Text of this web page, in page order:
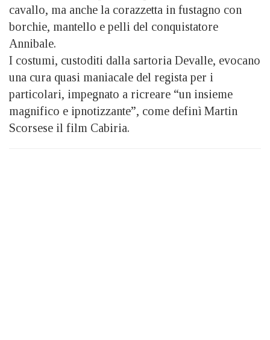
cavallo, ma anche la corazzetta in fustagno con
borchie, mantello e pelli del conquistatore
Annibale.
I costumi, custoditi dalla sartoria Devalle, evocano
una cura quasi maniacale del regista per i
particolari, impegnato a ricreare “un insieme
magnifico e ipnotizzante”, come definì Martin
Scorsese il film Cabiria.